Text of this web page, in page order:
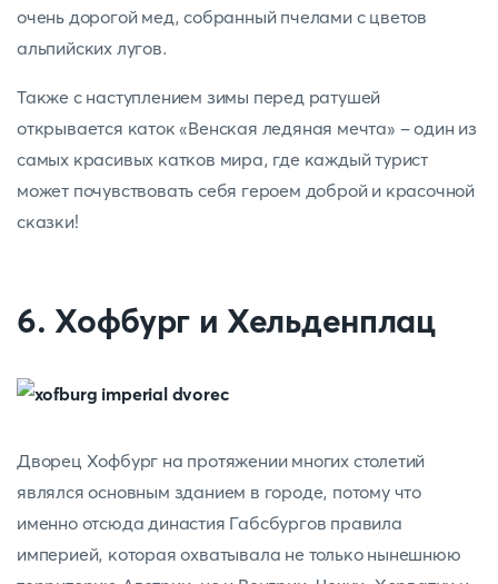
очень дорогой мед, собранный пчелами с цветов
альпийских лугов.
Также с наступлением зимы перед ратушей
открывается каток «Венская ледяная мечта» - один из
самых красивых катков мира, где каждый турист
может почувствовать себя героем доброй и красочной
сказки!
6. Хофбург и Хельденплац
Дворец Хофбург на протяжении многих столетий
являлся основным зданием в городе, потому что
именно отсюда династия Габсбургов правила
империей, которая охватывала не только нынешнюю